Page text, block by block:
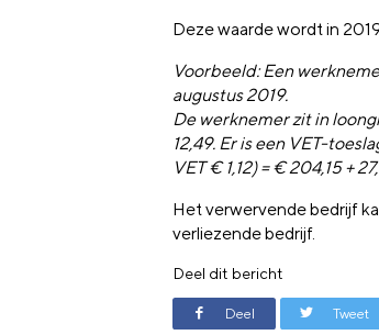
Deze waarde wordt in
Voorbeeld: Een
augustus 2019.
De werknemer zit in
12,49. Er is een VET-
VET € 1,12) = € 204,15 +
Het verwervende bedrijf
verliezende bedrijf.
Deel dit bericht
Deel Tweet